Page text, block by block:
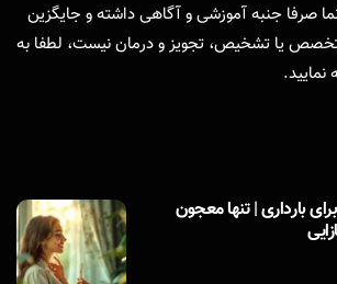
صرفا جنبه آموزشی و آگاهی داشته و جایگزین
یا تشخیص، تجویز و درمان نیست، لطفا به
نمایید.
بارداری | تنها معجون